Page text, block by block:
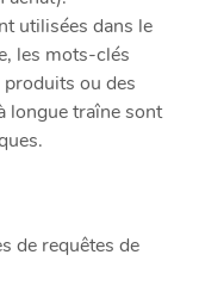
utilisées dans le
les mots-clés
ou des
longue traîne sont
de requêtes de